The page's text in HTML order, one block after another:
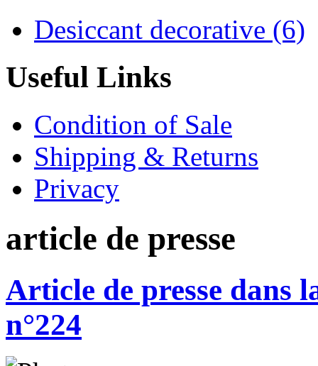
Desiccant decorative (6)
Useful Links
Condition of Sale
Shipping & Returns
Privacy
article de presse
Article de presse dans
n°224